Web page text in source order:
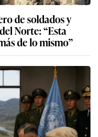
de soldados y
Norte: “Esta
de lo mismo”